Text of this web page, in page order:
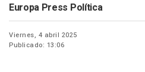
Europa Press Política
Viernes, 4 abril 2025
Publicado: 13:06